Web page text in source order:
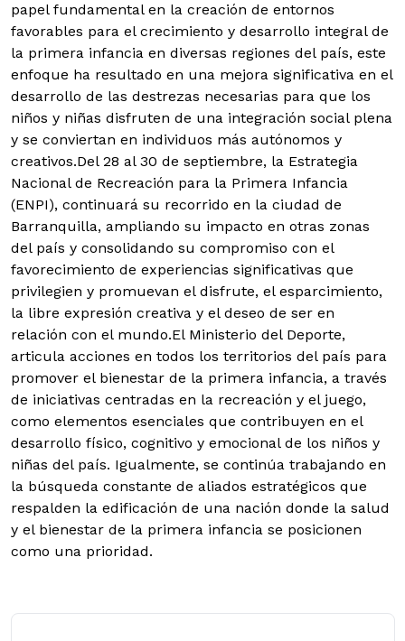
papel fundamental en la creación de entornos
favorables para el crecimiento y desarrollo integral de
la primera infancia en diversas regiones del país, este
enfoque ha resultado en una mejora significativa en el
desarrollo de las destrezas necesarias para que los
niños y niñas disfruten de una integración social plena
y se conviertan en individuos más autónomos y
creativos.Del 28 al 30 de septiembre, la Estrategia
Nacional de Recreación para la Primera Infancia
(ENPI), continuará su recorrido en la ciudad de
Barranquilla, ampliando su impacto en otras zonas
del país y consolidando su compromiso con el
favorecimiento de experiencias significativas que
privilegien y promuevan el disfrute, el esparcimiento,
la libre expresión creativa y el deseo de ser en
relación con el mundo.El Ministerio del Deporte,
articula acciones en todos los territorios del país para
promover el bienestar de la primera infancia, a través
de iniciativas centradas en la recreación y el juego,
como elementos esenciales que contribuyen en el
desarrollo físico, cognitivo y emocional de los niños y
niñas del país. Igualmente, se continúa trabajando en
la búsqueda constante de aliados estratégicos que
respalden la edificación de una nación donde la salud
y el bienestar de la primera infancia se posicionen
como una prioridad.